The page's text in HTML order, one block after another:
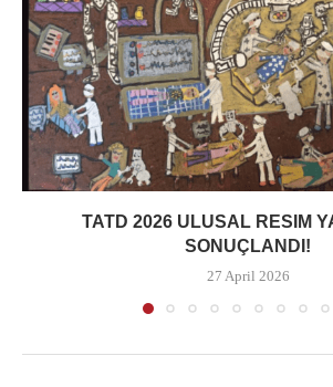
TATD 2026 ULUSAL RESIM
SONUÇLANDI!
27 April 2026